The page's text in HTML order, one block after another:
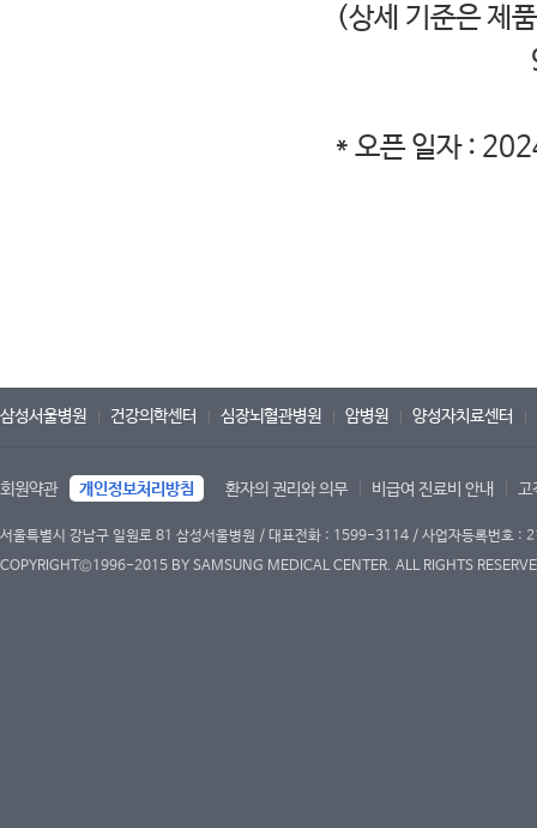
(상세 기준은 제
9 mg -> 8
* 오픈 일자 :
삼성서울병원 건강의학센터 심장뇌혈관병원 암병원 양성자치료센터
회원약관 개인정보처리방침 환자의 권리와 의무 비급여 진료비 안내 고
서울특별시 강남구 일원로 81 삼성서울병원 / 대표전화 : 1599-3114 / 사업자등록번호
COPYRIGHT©1996-2015 BY SAMSUNG MEDICAL CENTER. ALL RIGHTS